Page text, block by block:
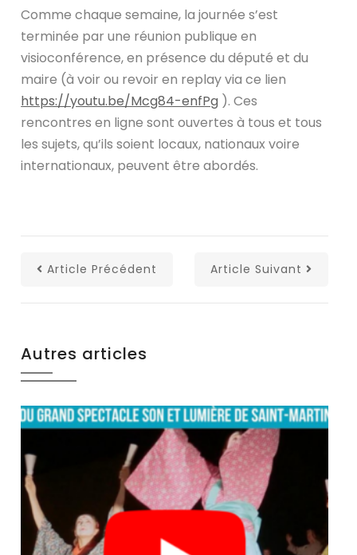
Comme chaque semaine, la journée s’est
terminée par une réunion publique en
visioconférence, en présence du député et du
maire (à voir ou revoir en replay via ce lien
https://youtu.be/Mcg84-enfPg ). Ces
rencontres en ligne sont ouvertes à tous et tous
les sujets, qu’ils soient locaux, nationaux voire
internationaux, peuvent être abordés.
Article Précédent Article Suivant
Autres articles